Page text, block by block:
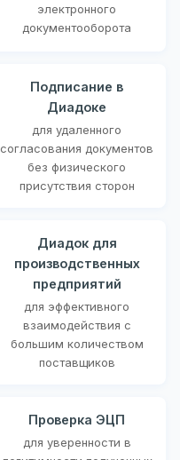
электронного
документооборота
Подписание в
Диадоке
для удаленного
согласования документов
без физического
присутствия сторон
Диадок для
производственных
предприятий
для эффективного
взаимодействия с
большим количеством
поставщиков
Проверка ЭЦП
для уверенности в